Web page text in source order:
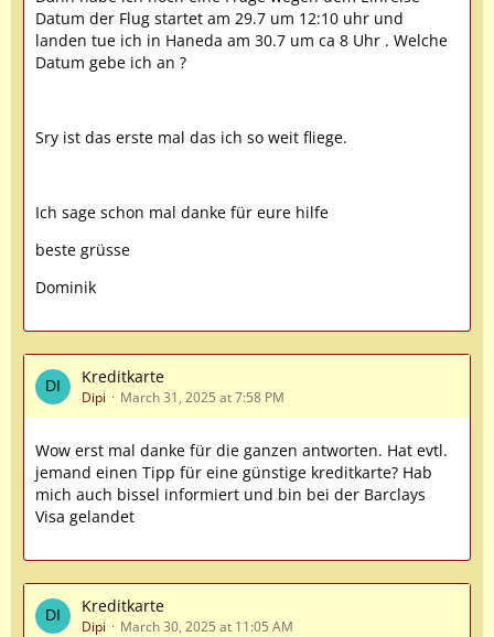
Datum der Flug startet am 29.7 um 12:10 uhr und
landen tue ich in Haneda am 30.7 um ca 8 Uhr . Welche
Datum gebe ich an ?
Sry ist das erste mal das ich so weit fliege.
Ich sage schon mal danke für eure hilfe
beste grüsse
Dominik
Kreditkarte
Dipi March 31, 2025 at 7:58 PM
Wow erst mal danke für die ganzen antworten. Hat evtl.
jemand einen Tipp für eine günstige kreditkarte? Hab
mich auch bissel informiert und bin bei der Barclays
Visa gelandet
Kreditkarte
Dipi March 30, 2025 at 11:05 AM